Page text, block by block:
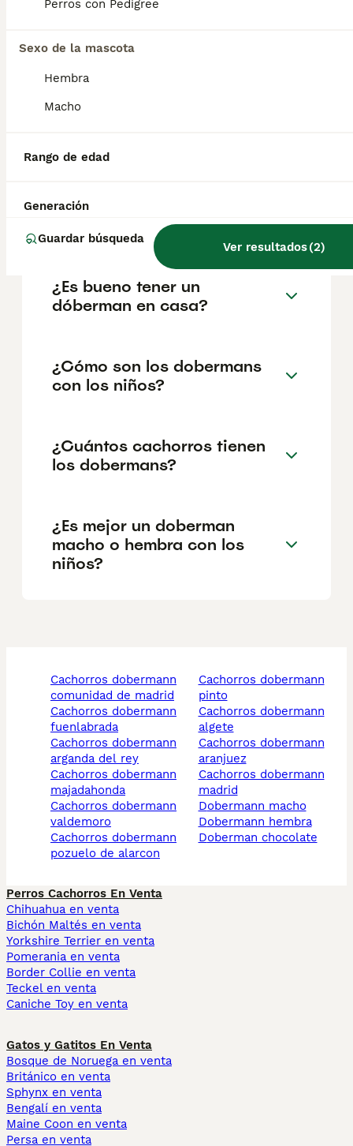
Perros con Pedigree
Sexo de la mascota
Hembra
Macho
Rango de edad
Generación
Guardar búsqueda
Ver resultados(2)
Preguntas frecuentes
¿Cuánto cuesta un cachorro
El coste medio de un cachorro de
Dobermann en España es de
pueden variar según factores como el
pedigrí, la reputación del criador y la
¿Es bueno tener un
dóberman en casa?
¿Cómo son los dobermans
con los niños?
¿Cuántos cachorros tienen
los dobermans?
¿Es mejor un doberman
macho o hembra con los
niños?
cachorros dobermann
comunidad de madrid
cachorros dobermann
fuenlabrada
cachorros dobermann
arganda del rey
cachorros dobermann
majadahonda
cachorros dobermann
valdemoro
cachorros dobermann
pozuelo de alarcon
cachorros dobermann
pinto
cachorros dobermann
algete
cachorros dobermann
aranjuez
cachorros dobermann
madrid
dobermann macho
dobermann hembra
doberman chocolate
Perros Cachorros En Venta
Chihuahua en venta
Bichón Maltés en venta
Yorkshire Terrier en venta
Pomerania en venta
Border Collie en venta
Teckel en venta
Caniche Toy en venta
Gatos y Gatitos En Venta
Bosque de Noruega en venta
Británico en venta
Sphynx en venta
Bengalí en venta
Maine Coon en venta
Persa en venta